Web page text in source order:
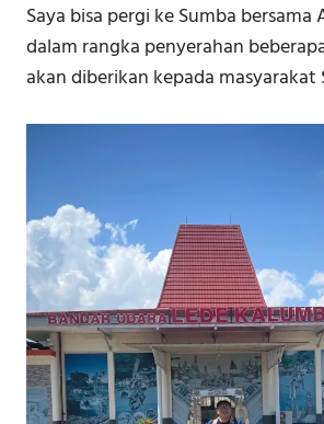
Saya bisa pergi ke Sumba bersama
dalam rangka penyerahan
akan diberikan kepada masyarakat